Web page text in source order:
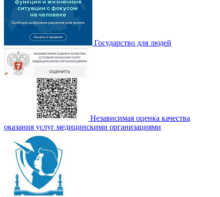
Государство для людей
Независимая оценка качества
оказания услуг медицинскими организациями